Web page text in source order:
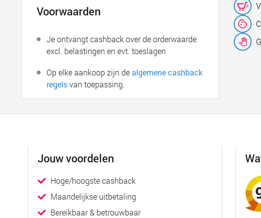
Voorwaarden
Je ontvangt cashback over de orderwaarde
excl. belastingen en evt. toeslagen
Op elke aankoop zijn dealgemene cashback
regelsvan toepassing.
Jouw voordelen
Hoge/hoogste cashback
Maandelijkse uitbetaling
Bereikbaar & betrouwbaar